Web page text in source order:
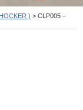
) > CLP005 –